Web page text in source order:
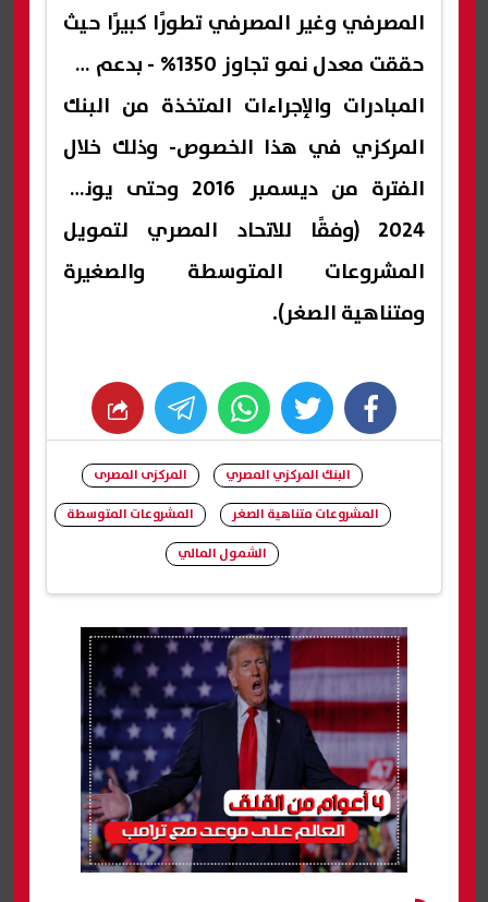
المصرفي وغير المصرفي تطورًا كبيرًا حيث
حققت معدل نمو تجاوز 1350% - بدعم من
المبادرات والإجراءات المتخذة من البنك
المركزي في هذا الخصوص- وذلك خلال
الفترة من ديسمبر 2016 وحتى يونيو
2024 (وفقًا للاتحاد المصري لتمويل
المشروعات المتوسطة والصغيرة
ومتناهية الصغر).
facebook
twitter
whats
البنك المركزي المصري
المركزى المصرى
المشروعات متناهية الصغر
المشروعات المتوسطة
الشمول المالي